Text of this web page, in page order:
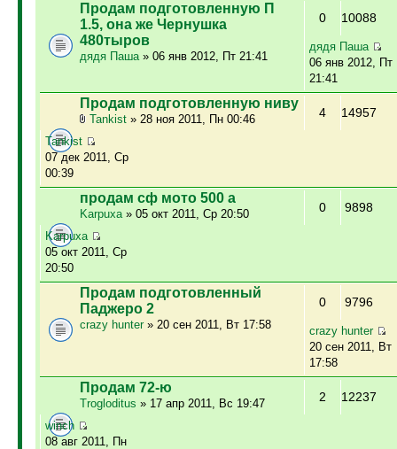
Продам подготовленную П
1.5, она же Чернушка
480тыров
дядя Паша» 06 янв 2012, Пт 21:41
0 10088
дядя Паша
06 янв 2012, Пт
21:41
Продам подготовленную ниву
Tankist» 28 ноя 2011, Пн 00:46 4 14957
Tankist
07 дек 2011, Ср
00:39
продам сф мото 500 а
Karpuxa» 05 окт 2011, Ср 20:50 0 9898
Karpuxa
05 окт 2011, Ср
20:50
Продам подготовленный
Паджеро 2
crazy hunter» 20 сен 2011, Вт 17:58
0 9796
crazy hunter
20 сен 2011, Вт
17:58
Продам 72-ю
Trogloditus » 17 апр 2011, Вс 19:47 2 12237
winch
08 авг 2011, Пн